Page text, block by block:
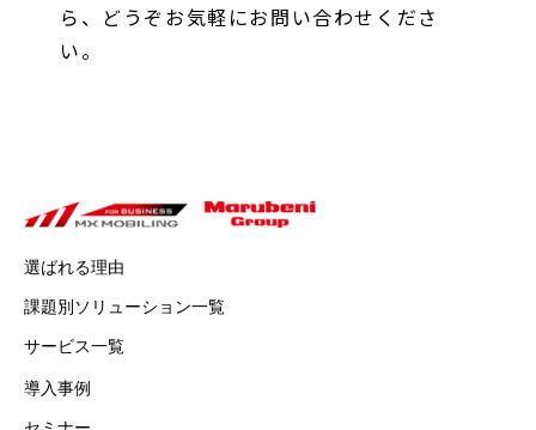
ら、どうぞお気軽にお問い合わせくださ
い。
選ばれる理由
課題別ソリューション一覧
サービス一覧
導入事例